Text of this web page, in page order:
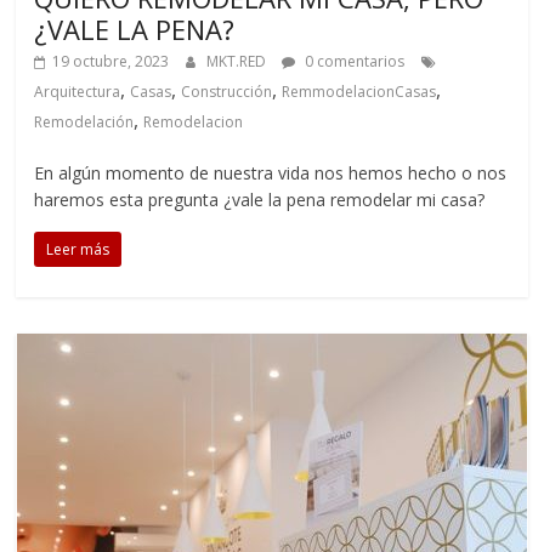
¿VALE LA PENA?
19 octubre, 2023 MKT.RED
0 comentarios
Arquitectura, Casas, Construcción, RemmodelacionCasas,
Remodelación, Remodelacion
En algún momento de nuestra vida nos hemos hecho o nos
haremos esta pregunta ¿vale la pena remodelar mi casa?
Leer más